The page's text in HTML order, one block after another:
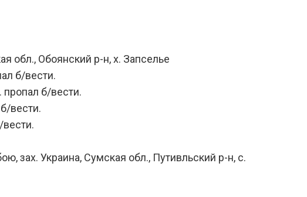
обл., Обоянский р-н, х. Запселье
б/вести.
б/вести.
вести.
зах. Украина, Сумская обл., Путивльский р-н, с.